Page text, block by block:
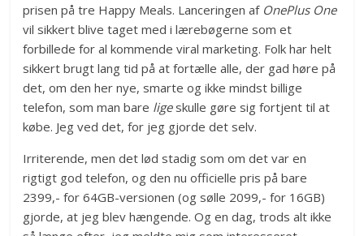
prisen på tre Happy Meals. Lanceringen af OnePlus One
vil sikkert blive taget med i lærebøgerne som et
forbillede for al kommende viral marketing. Folk har helt
sikkert brugt lang tid på at fortælle alle, der gad høre på
det, om den her nye, smarte og ikke mindst billige
telefon, som man bare ligeskulle gøre sig fortjent til at
købe. Jeg ved det, for jeg gjorde det selv.
Irriterende, men det lød stadig som om det var en
rigtigt god telefon, og den nu officielle pris på bare
2399,- for 64GB-versionen (og sølle 2099,- for 16GB)
gjorde, at jeg blev hængende. Og en dag, trods alt ikke